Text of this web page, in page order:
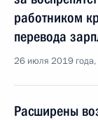
работником
перевода
26 июля 2019
Расширены